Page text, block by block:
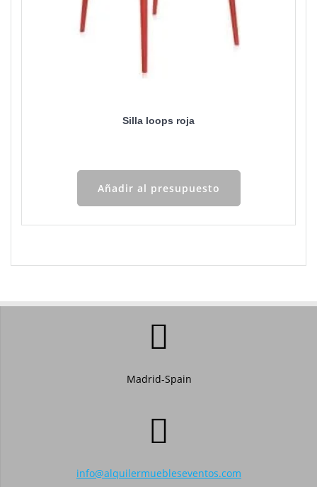
Silla loops roja
Añadir al presupuesto
Madrid-Spain
info@alquilermuebleseventos.com